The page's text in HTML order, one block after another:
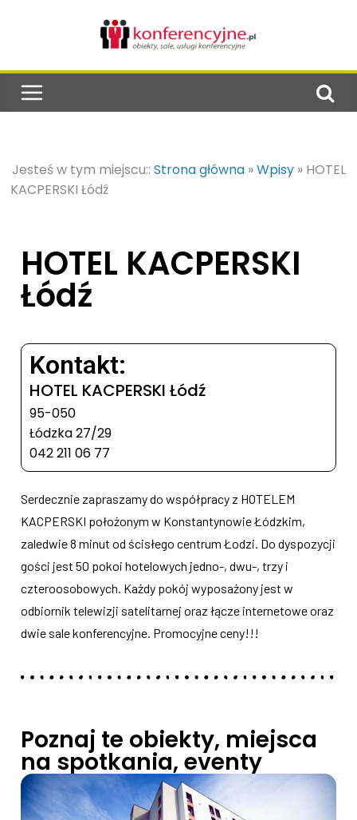
Jesteś w tym miejscu:: Strona główna »Wpisy » HOTEL
KACPERSKI Łódź
HOTEL KACPERSKI
Łódź
Kontakt:
HOTEL KACPERSKI Łódź
95-050
Łódzka 27/29
042 211 06 77
Serdecznie zapraszamy do współpracy z HOTELEM
KACPERSKI położonym w Konstantynowie Łódzkim,
zaledwie 8 minut od ścisłego centrum Łodzi. Do dyspozycji
gości jest 50 pokoi hotelowych jedno-, dwu-, trzy i
czteroosobowych. Każdy pokój wyposażony jest w
odbiornik telewizji satelitarnej oraz łącze internetowe oraz
dwie sale konferencyjne. Promocyjne ceny!!!
Poznaj te obiekty, miejsca
na spotkania, eventy